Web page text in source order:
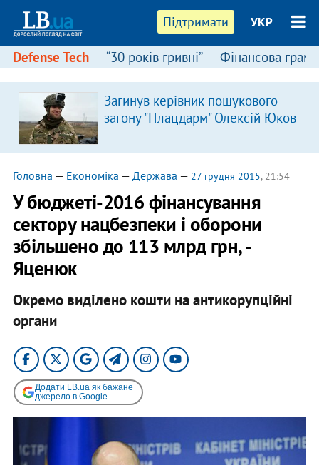
Підтримати УКР
Defense Tech “30 років гривні” Фінансова
Загинув керівник пошукового
загону "Плацдарм" Олексій Юков
Головна — Економіка — Держава — 27 грудня 2015, 21:54
У бюджеті-2016 фінансування
сектору нацбезпеки і оборони
збільшено до 113 млрд грн, -
Яценюк
Окремо виділено кошти на антикорупційні
органи
Додати LB.ua як бажане
джерело в Google